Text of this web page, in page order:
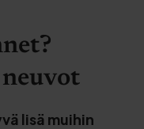
lisä muihin